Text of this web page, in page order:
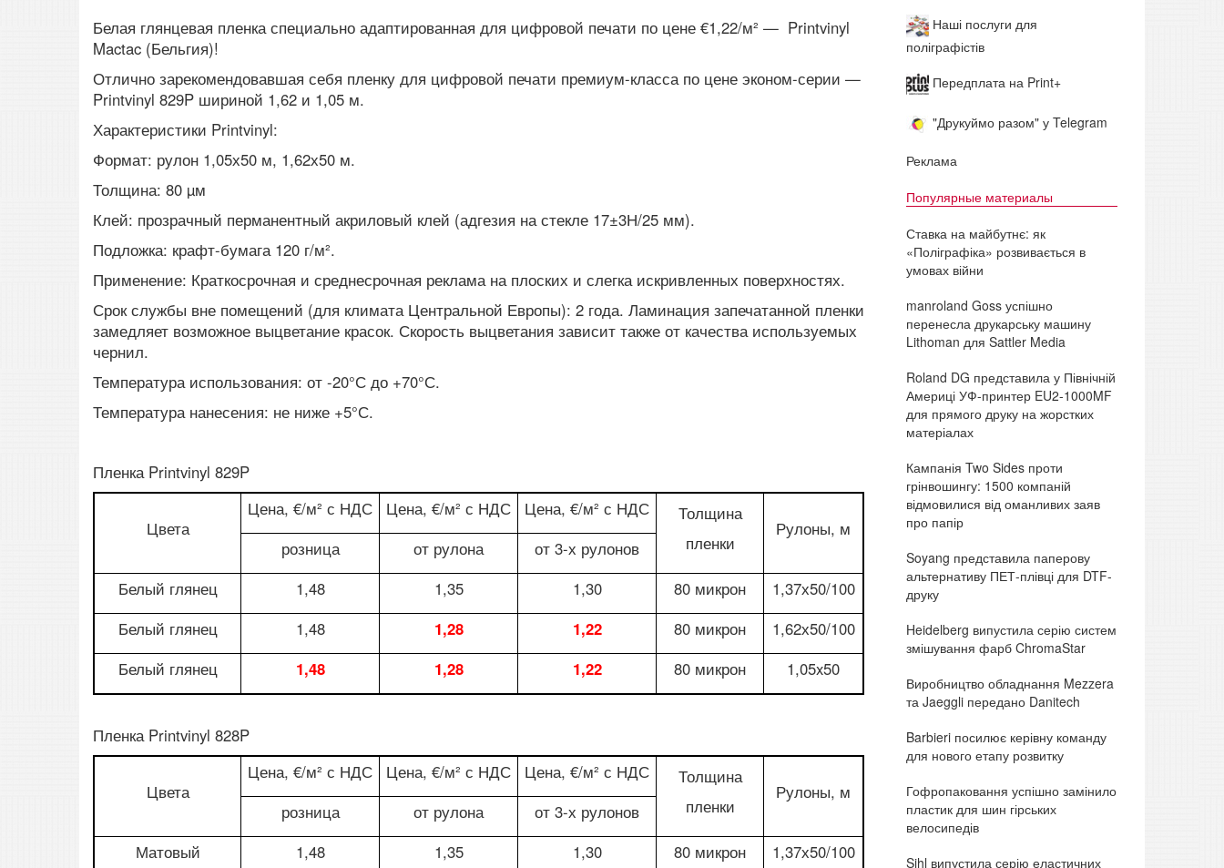
Белая глянцевая пленка специально адаптированная для цифровой печати по цене €1,22/м² — Printvinyl
Mactac (Бельгия)!
Отлично зарекомендовавшая себя пленку для цифровой печати премиум-класса по цене эконом-серии —
Printvinyl 829P шириной 1,62 и 1,05 м.
Характеристики Printvinyl:
Формат: рулон 1,05х50 м, 1,62х50 м.
Толщина: 80 µм
Клей: прозрачный перманентный акриловый клей (адгезия на стекле 17±3Н/25 мм).
Подложка: крафт-бумага 120 г/м².
Применение: Краткосрочная и среднесрочная реклама на плоских и слегка искривленных поверхностях.
Срок службы вне помещений (для климата Центральной Европы): 2 года. Ламинация запечатанной пленки
замедляет возможное выцветание красок. Скорость выцветания зависит также от качества используемых
чернил.
Температура использования: от -20°С до +70°С.
Температура нанесения: не ниже +5°С.
Пленка Printvinyl 829P
Цвета
Цена, €/м² с НДС Цена, €/м² с НДС Цена, €/м² с НДС
Толщина
пленки
Рулоны, м
розница
от рулона
от 3-х рулонов
Белый глянец
1,48 1,35 1,30 80 микрон
1,37х50/100
Белый глянец
1,48 1,28 1,22 80 микрон
1,62х50/100
Белый глянец
1,48 1,28 1,22 80 микрон 1,05x50
Пленка Printvinyl 828P
Цвета
Цена, €/м² с НДС Цена, €/м² с НДС Цена, €/м² с НДС
Толщина
пленки
Рулоны, м
розница
от рулона
от 3-х рулонов
Матовый
1,48 1,35 1,30 80 микрон 1,37х50/100
Наші послуги для
поліграфістів
Передплата на Print+
"Друкуймо разом" у Telegram
Реклама
Популярные материалы
Ставка на майбутнє: як
«Поліграфіка» розвивається в
умовах війни
manroland Goss успішно
перенесла друкарську машину
Lithoman для Sattler Media
Roland DG представила у Північній
Америці УФ-принтер EU2-1000MF
для прямого друку на жорстких
матеріалах
Кампанія Two Sides проти
грінвошингу: 1500 компаній
відмовилися від оманливих заяв
про папір
Soyang представила паперову
альтернативу ПЕТ-плівці для DTF-
друку
Heidelberg випустила серію систем
змішування фарб ChromaStar
Виробництво обладнання Mezzera
та Jaeggli передано Danitech
Barbieri посилює керівну команду
для нового етапу розвитку
Гофропаковання успішно замінило
пластик для шин гірських
велосипедів
Sihl випустила серію еластичних